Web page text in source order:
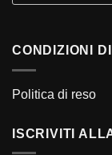
CONDIZIONI
Politica di reso
ISCRIVITI